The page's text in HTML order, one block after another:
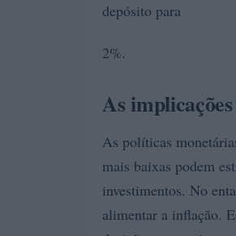
depósito para
2%.
As
As políticas
mais baixas podem
investimentos. No
alimentar a inflação.